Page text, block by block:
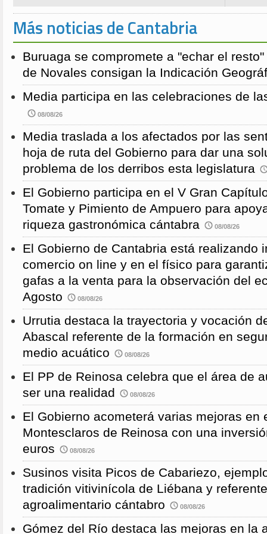
Más noticias de Cantabria
Buruaga se compromete a "echar el
de Novales consigan la Indicación
Media participa en las celebraciones de
08/08/26
Media traslada a los afectados por las
hoja de ruta del Gobierno para dar una
problema de los derribos esta legislatura
El Gobierno participa en el V Gran
Tomate y Pimiento de Ampuero para
riqueza gastronómica cántabra
08/08/26
El Gobierno de Cantabria está realizando
comercio on line y en el físico para
gafas a la venta para la observación del
Agosto
08/08/26
Urrutia destaca la trayectoria y vocación
Abascal referente de la formación en
medio acuático
08/08/26
El PP de Reinosa celebra que el área de
ser una realidad
08/08/26
El Gobierno acometerá varias mejoras en
Montesclaros de Reinosa con una
euros
08/08/26
Susinos visita Picos de Cabariezo,
tradición vitivinícola de Liébana y
agroalimentario cántabro
08/08/26
Gómez del Río destaca las mejoras en la